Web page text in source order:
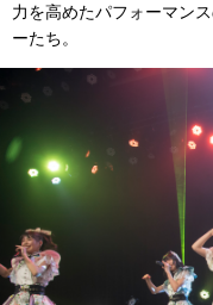
力を高めたパフォーマン
ーたち。